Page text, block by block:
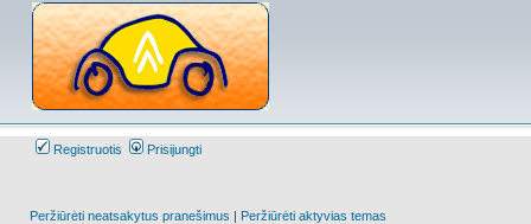
Registruotis Prisijungti
Peržiūrėti neatsakytus pranešimus | Peržiūrėti aktyvias temas